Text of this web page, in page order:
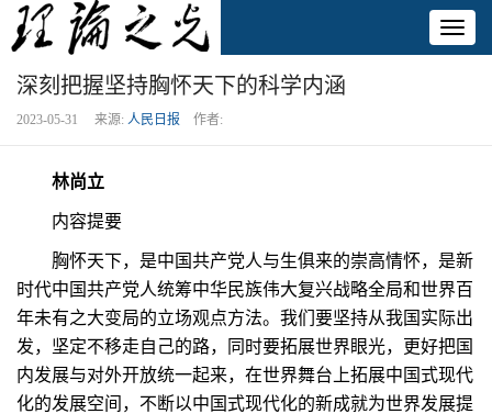
深刻把握坚持胸怀天下的科学内涵
2023-05-31 来源: 人民日报 作者:
林尚立
内容提要
胸怀天下，是中国共产党人与生俱来的崇高情怀，是新
时代中国共产党人统筹中华民族伟大复兴战略全局和世界百
年未有之大变局的立场观点方法。我们要坚持从我国实际出
发，坚定不移走自己的路，同时要拓展世界眼光，更好把国
内发展与对外开放统一起来，在世界舞台上拓展中国式现代
化的发展空间，不断以中国式现代化的新成就为世界发展提